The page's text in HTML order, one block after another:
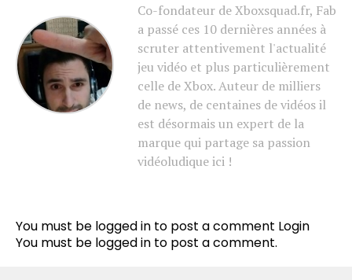
Co-fondateur de Xboxsquad.fr, Fab
a passé ces 10 dernières années à
scruter attentivement l'actualité
jeu vidéo et plus particulièrement
celle de Xbox. Auteur de milliers
de news, de centaines de vidéos il
est désormais un expert de la
marque qui partage sa passion
vidéoludique ici !
You must be logged in to post a comment Login
You must be logged in to post a comment.